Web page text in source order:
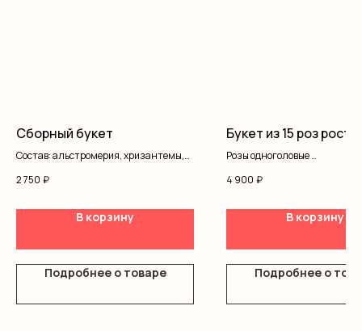
Сборный букет
Состав: альстромерия, хризантемы,
писташ, оформление
2 750 ₽
В корзину
Подробнее о товаре
Букет из 15 роз рост
Розы одноголовые
Оформление
4 900 ₽
В корзину
Подробнее о